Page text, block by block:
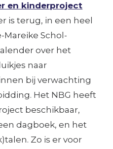
en kinderproject
is terug, in een heel
Mareike Schol-
over het
naar
bij verwachting
Het NBG heeft
beschikbaar,
dagboek, en het
Zo is er voor